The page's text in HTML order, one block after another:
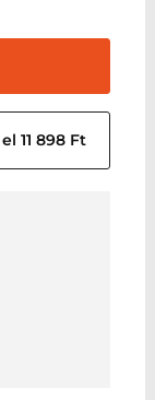
el 11 898 Ft